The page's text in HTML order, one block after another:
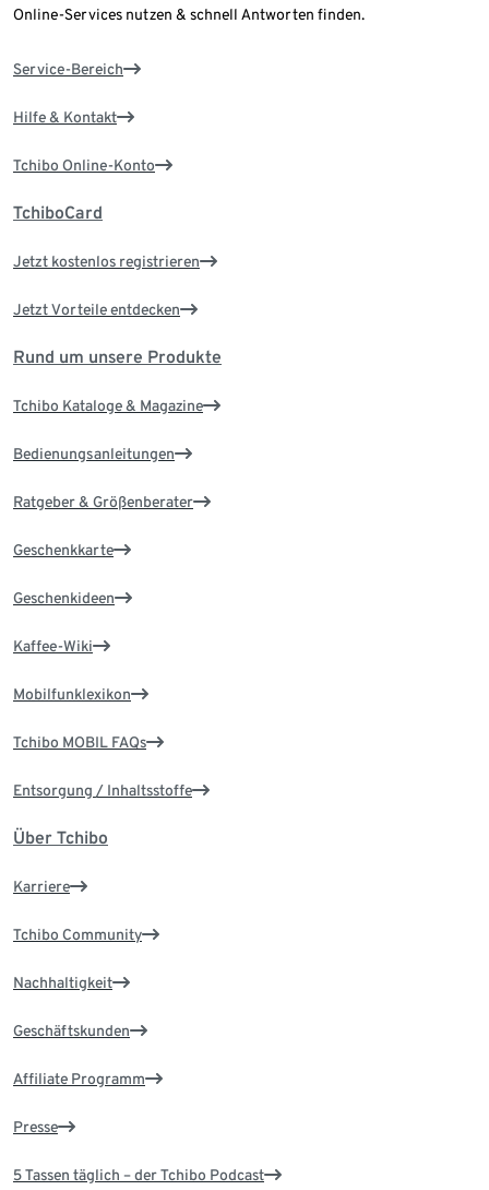
Online-Services nutzen & schnell Antworten finden.
Service-Bereich
Hilfe & Kontakt
Tchibo Online-Konto
TchiboCard
Jetzt kostenlos registrieren
Jetzt Vorteile entdecken
Rund um unsere Produkte
Tchibo Kataloge & Magazine
Bedienungsanleitungen
Ratgeber & Größenberater
Geschenkkarte
Geschenkideen
Kaffee-Wiki
Mobilfunklexikon
Tchibo MOBIL FAQs
Entsorgung / Inhaltsstoffe
Über Tchibo
Karriere
Tchibo Community
Nachhaltigkeit
Geschäftskunden
Affiliate Programm
Presse
5 Tassen täglich – der Tchibo Podcast